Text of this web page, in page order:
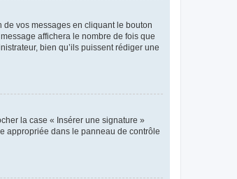
vos messages en cliquant le bouton
affichera le nombre de fois que
bien qu’ils puissent rédiger une
la case « Insérer une signature »
appropriée dans le panneau de contrôle